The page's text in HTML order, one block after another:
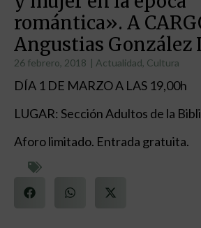
romántica». A
Angustias González
26 febrero, 2018 | Actualidad, Cultura
DÍA 1 DE MARZO A LAS 19,00h
LUGAR: Sección Adultos de la
Aforo limitado. Entrada gratuita.